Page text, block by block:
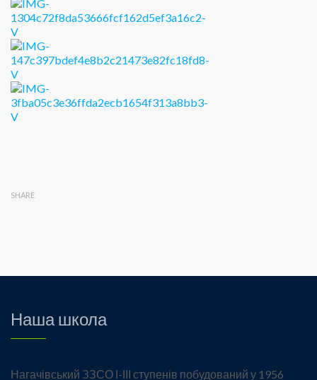
SHARE
Наша школа
Нагачівський ЗЗСО І-ІІІ ступенів побудований у 1956